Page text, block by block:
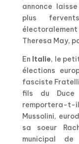
annonce
plus
Theresa May,
En Italie, le
élections
fasciste
fils du Duce
remportera-t-il
Mussolini,
sa soeur
municipal